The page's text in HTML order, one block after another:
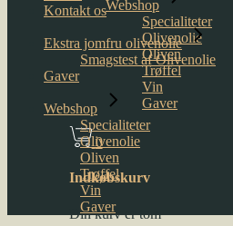
Webshop
Specialiteter
Olivenolie
Oliven
Trøffel
Vin
Gaver
0
Indkøbskurv
Din kurv er tom
Kontakt os
Ekstra jomfru olivenolie
Smagstest af Olivenolie
Gaver
Webshop
Specialiteter
Olivenolie
Oliven
Trøffel
Vin
Gaver